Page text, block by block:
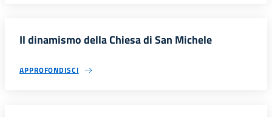
Il dinamismo della Chiesa di San Michele
APPROFONDISCI